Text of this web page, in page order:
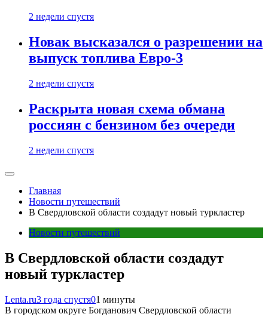
2 недели спустя
Новак высказался о разрешении на
выпуск топлива Евро-3
2 недели спустя
Раскрыта новая схема обмана
россиян с бензином без очереди
2 недели спустя
Главная
Новости путешествий
В Свердловской области создадут новый туркластер
Новости путешествий
В Свердловской области создадут
новый туркластер
Lenta.ru3 года спустя01 минуты
В городском округе Богданович Свердловской области